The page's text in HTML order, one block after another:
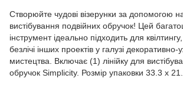
Створюйте чудові візерунки за допомогою
вистібування подвійних обручок! Цей
інструмент ідеально підходить для
безлічі інших проектів у галузі декоративно-
мистецтва. Включає (1) лінійку для
обручок Simplicity. Розмір упаковки 33.3 x